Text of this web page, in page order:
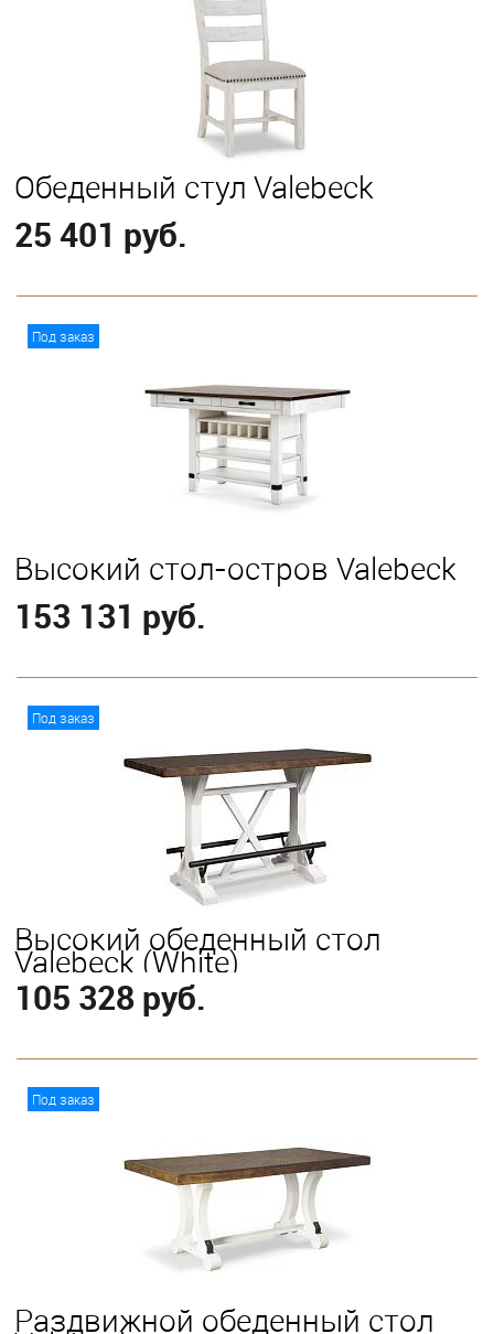
Обеденный стул Valebeck
25 401 руб.
Под заказ
Высокий стол-остров Valebeck
153 131 руб.
Под заказ
Высокий обеденный стол
Valebeck (White)
105 328 руб.
Под заказ
Раздвижной обеденный стол